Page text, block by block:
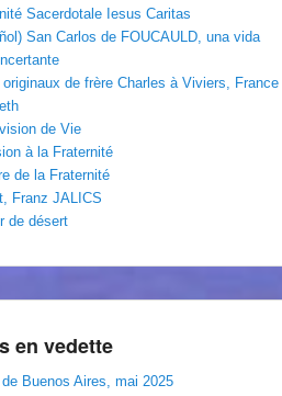
Sacerdotale Iesus Caritas
San Carlos de FOUCAULD, una vida
originaux de frère Charles à Viviers, France
de Vie
à la Fraternité
de la Fraternité
Franz JALICS
de désert
en vedette
de Buenos Aires, mai 2025